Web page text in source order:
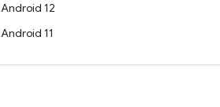
Android 12
Android 11